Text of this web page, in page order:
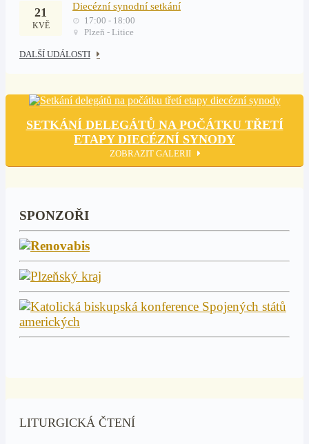
21
KVĚ
Diecézní synodní setkání
17:00 - 18:00
Plzeň - Litice
DALŠÍ UDÁLOSTI
SETKÁNÍ DELEGÁTŮ NA POČÁTKU TŘETÍ
ETAPY DIECÉZNÍ SYNODY
ZOBRAZIT GALERII
SPONZOŘI
LITURGICKÁ ČTENÍ